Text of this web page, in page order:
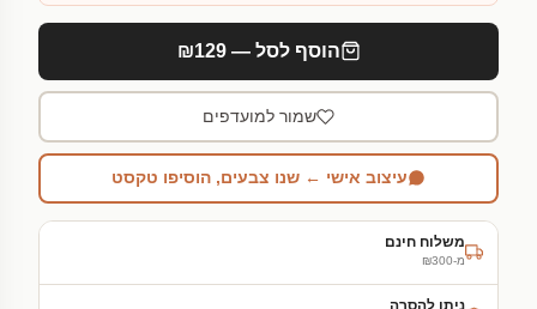
הוסף לסל — ₪129
שמור למועדפים
עיצוב אישי ← שנו צבעים, הוסיפו טקסט
משלוח חינם
מ-₪300
ניתן להסרה